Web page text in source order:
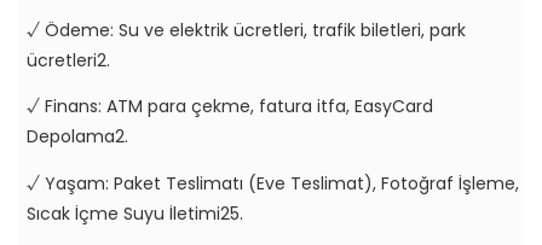
√ Ödeme: Su ve elektrik ücretleri, trafik biletleri, park
ücretleri2.
√ Finans: ATM para çekme, fatura itfa, EasyCard
Depolama2.
√ Yaşam: Paket Teslimatı (Eve Teslimat), Fotoğraf İşleme,
Sıcak İçme Suyu İletimi25.